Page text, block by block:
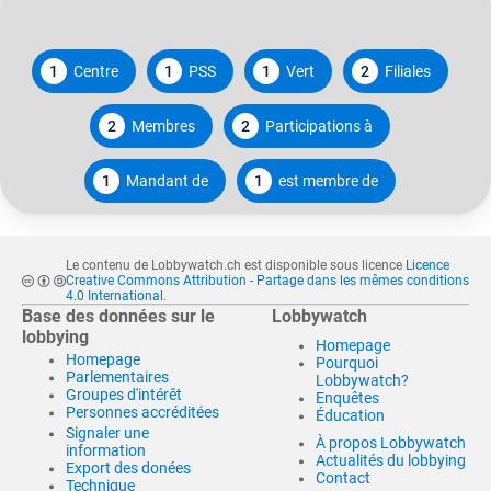
1 Centre 1 PSS 1 Vert 2 Filiales
2 Membres 2 Participations à
1 Mandant de 1 est membre de
Le contenu de Lobbywatch.ch est disponible sous licence Licence
Creative Commons Attribution - Partage dans les mêmes conditions
4.0 International .
Base des données sur le
lobbying
Homepage
Parlementaires
Groupes d'intérêt
Personnes accréditées
Signaler une
information
Export des donées
Technique
Lobbywatch
Homepage
Pourquoi
Lobbywatch?
Enquêtes
Éducation
À propos Lobbywatch
Actualités du lobbying
Contact